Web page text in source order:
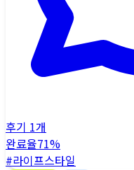
후기 1개
완료율71%
#라이프스타일